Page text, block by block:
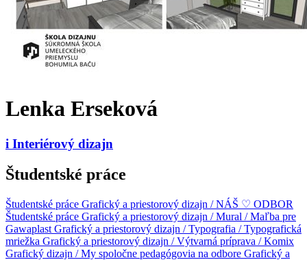
Lenka Erseková
i Interiérový dizajn
Študentské práce
Študentské práce Grafický a priestorový dizajn / NÁŠ ♡ ODBOR
Študentské práce Grafický a priestorový dizajn / Mural / Maľba pre
Gawaplast Grafický a priestorový dizajn / Typografia / Typografická
mriežka Grafický a priestorový dizajn / Výtvarná príprava / Komix
Grafický dizajn / My spoločne pedagógovia na odbore Grafický a